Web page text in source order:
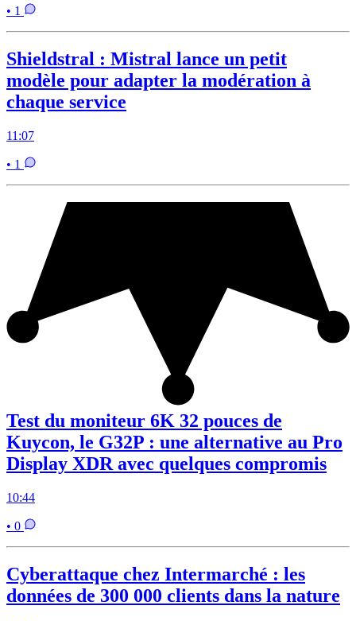
• 1
Shieldstral : Mistral lance un petit
modèle pour adapter la modération à
chaque service
11:07
• 1
Test du moniteur 6K 32 pouces de
Kuycon, le G32P : une alternative au Pro
Display XDR avec quelques compromis
10:44
• 0
Cyberattaque chez Intermarché : les
données de 300 000 clients dans la nature